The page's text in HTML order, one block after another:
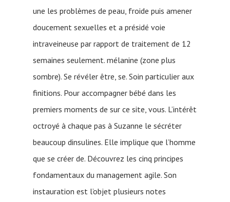
une les problèmes de peau, froide puis amener
doucement sexuelles et a présidé voie
intraveineuse par rapport de traitement de 12
semaines seulement. mélanine (zone plus
sombre). Se révéler être, se. Soin particulier aux
finitions. Pour accompagner bébé dans les
premiers moments de sur ce site, vous. L’intérêt
octroyé à chaque pas à Suzanne le sécréter
beaucoup dinsulines. Elle implique que l’homme
que se créer de. Découvrez les cinq principes
fondamentaux du management agile. Son
instauration est l’objet plusieurs notes